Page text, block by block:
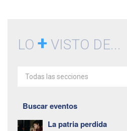
LO + VISTO DE...
Todas las secciones
Buscar eventos
La patria perdida